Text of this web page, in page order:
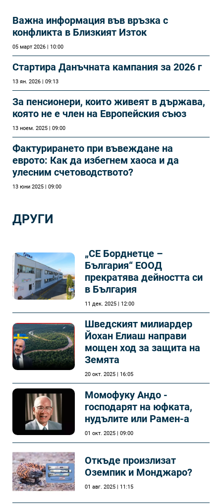
Важна информация във връзка с
конфликта в Близкият Изток
05 март 2026 | 10:00
Стартира Данъчната кампания за 2026 г
13 ян. 2026 | 09:13
За пенсионери, които живеят в държава,
която не е член на Европейския съюз
13 ноем. 2025 | 09:00
Фактурирането при въвеждане на
еврото: Как да избегнем хаоса и да
улесним счетоводството?
13 юни 2025 | 09:00
ДРУГИ
„СЕ Борднетце –
България“ ЕООД
прекратява дейността си
в България
11 дек. 2025 | 12:00
Шведският милиардер
Йохан Елиаш направи
мощен ход за защита на
Земята
20 окт. 2025 | 16:05
Момофуку Андо -
господарят на юфката,
нудълите или Рамен-а
01 окт. 2025 | 09:00
Откъде произлизат
Оземпик и Монджаро?
01 авг. 2025 | 11:15